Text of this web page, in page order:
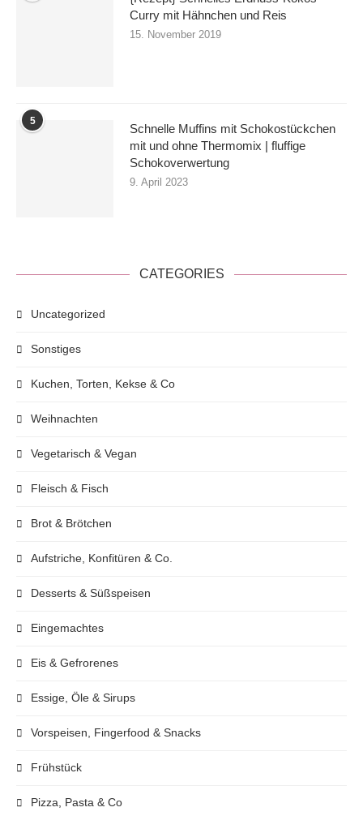
Curry mit Hähnchen und Reis
15. November 2019
5
Schnelle Muffins mit Schokostückchen
mit und ohne Thermomix | fluffige
Schokoverwertung
9. April 2023
CATEGORIES
Uncategorized
Sonstiges
Kuchen, Torten, Kekse & Co
Weihnachten
Vegetarisch & Vegan
Fleisch & Fisch
Brot & Brötchen
Aufstriche, Konfitüren & Co.
Desserts & Süßspeisen
Eingemachtes
Eis & Gefrorenes
Essige, Öle & Sirups
Vorspeisen, Fingerfood & Snacks
Frühstück
Pizza, Pasta & Co